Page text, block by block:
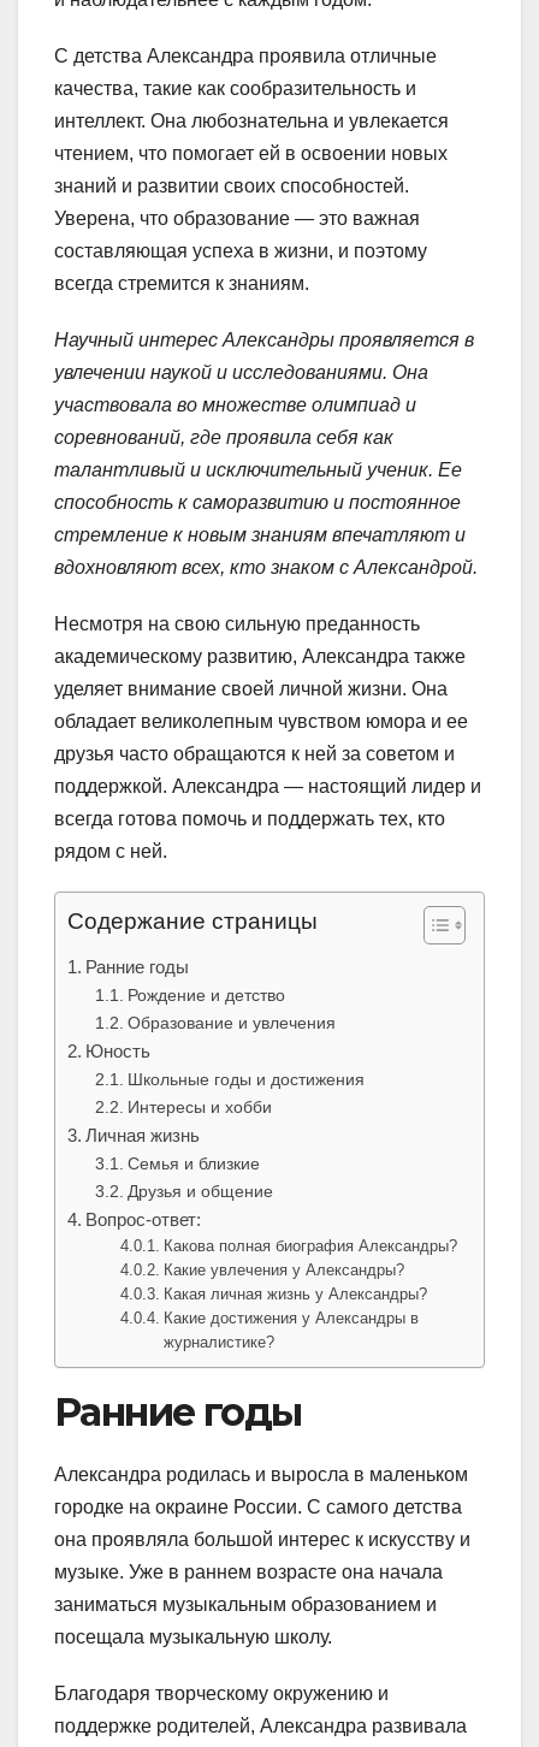
С детства Александра проявила отличные
качества, такие как сообразительность и
интеллект. Она любознательна и увлекается
чтением, что помогает ей в освоении новых
знаний и развитии своих способностей.
Уверена, что образование — это важная
составляющая успеха в жизни, и поэтому
всегда стремится к знаниям.
Научный интерес Александры проявляется в
увлечении наукой и исследованиями. Она
участвовала во множестве олимпиад и
соревнований, где проявила себя как
талантливый и исключительный ученик. Ее
способность к саморазвитию и постоянное
стремление к новым знаниям впечатляют и
вдохновляют всех, кто знаком с Александрой.
Несмотря на свою сильную преданность
академическому развитию, Александра также
уделяет внимание своей личной жизни. Она
обладает великолепным чувством юмора и ее
друзья часто обращаются к ней за советом и
поддержкой. Александра — настоящий лидер и
всегда готова помочь и поддержать тех, кто
рядом с ней.
Содержание страницы
Ранние годы
Рождение и детство
Образование и увлечения
Юность
Школьные годы и достижения
Интересы и хобби
Личная жизнь
Семья и близкие
Друзья и общение
Вопрос-ответ:
Какова полная биография Александры?
Какие увлечения у Александры?
Какая личная жизнь у Александры?
Какие достижения у Александры в
журналистике?
Ранние годы
Александра родилась и выросла в маленьком
городке на окраине России. С самого детства
она проявляла большой интерес к искусству и
музыке. Уже в раннем возрасте она начала
заниматься музыкальным образованием и
посещала музыкальную школу.
Благодаря творческому окружению и
поддержке родителей, Александра развивала